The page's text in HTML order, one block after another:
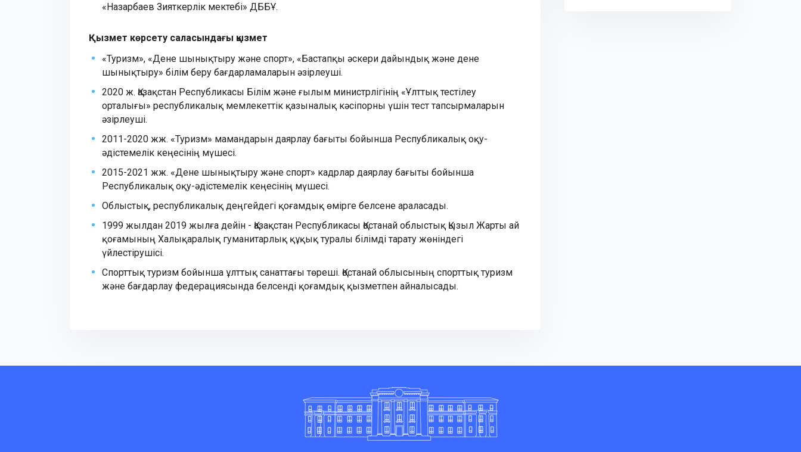
«Назарбаев Зияткерлік мектебі» ДББҰ.
Қызмет көрсету саласындағы қызмет
«Туризм», «Дене шынықтыру және спорт», «Бастапқы әскери дайындық және дене
шынықтыру» білім беру бағдарламаларын әзірлеуші.
2020 ж. Қазақстан Республикасы Білім және ғылым министрлігінің «Ұлттық тестілеу
орталығы» республикалық мемлекеттік қазыналық кәсіпорны үшін тест тапсырмаларын
әзірлеуші.
2011-2020 жж. «Туризм» мамандарын даярлау бағыты бойынша Республикалық оқу-
әдістемелік кеңесінің мүшесі.
2015-2021 жж. «Дене шынықтыру және спорт» кадрлар даярлау бағыты бойынша
Республикалық оқу-әдістемелік кеңесінің мүшесі.
Облыстық, республикалық деңгейдегі қоғамдық өмірге белсене араласады.
1999 жылдан 2019 жылға дейін - Қазақстан Республикасы Қостанай облыстық Қызыл Жарты ай
қоғамының Халықаралық гуманитарлық құқық туралы білімді тарату жөніндегі
үйлестірушісі.
Спорттық туризм бойынша ұлттық санаттағы төреші. Қостанай облысының спорттық туризм
және бағдарлау федерациясында белсенді қоғамдық қызметпен айналысады.